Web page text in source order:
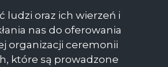
ludzi oraz ich wierzeń i
nas do oferowania
organizacji ceremonii
które są prowadzone